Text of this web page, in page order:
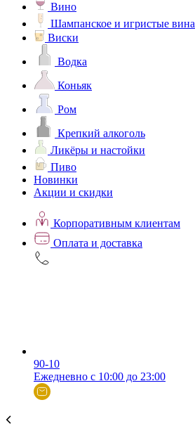
Вино
Шампанское и игристые вина
Виски
Водка
Коньяк
Ром
Крепкий алкоголь
Ликёры и настойки
Пиво
Новинки
Акции и скидки
Корпоративным клиентам
Оплата и доставка
90-10
Ежедневно с 10:00 до 23:00